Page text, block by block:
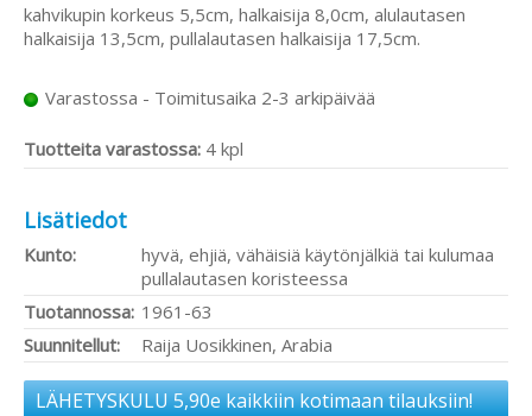
kahvikupin korkeus 5,5cm, halkaisija 8,0cm, alulautasen
halkaisija 13,5cm, pullalautasen halkaisija 17,5cm.
Varastossa - Toimitusaika 2-3 arkipäivää
Tuotteita varastossa: 4 kpl
Lisätiedot
Kunto:
hyvä, ehjiä, vähäisiä käytönjälkiä tai kulumaa
pullalautasen koristeessa
Tuotannossa: 1961-63
Suunnitellut:
Raija Uosikkinen, Arabia
LÄHETYSKULU 5,90e kaikkiin kotimaan tilauksiin!